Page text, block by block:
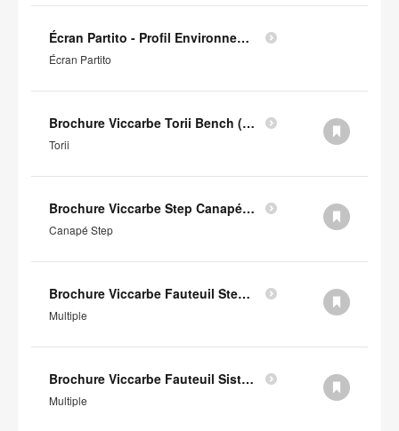
Écran Partito - Profil Environnemental Produit
Écran Partito
Brochure Viccarbe Torii Bench (en anglais)
Torii
Brochure Viccarbe Step Canapé (en anglais)
Canapé Step
Brochure Viccarbe Fauteuil Step (en anglais)
Multiple
Brochure Viccarbe Fauteuil Sistema Legs (en anglais)
Multiple